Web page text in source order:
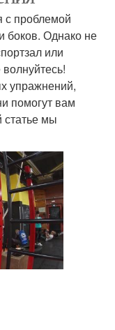
с проблемой
боков. Однако не
или
упражнений,
помогут вам
статье мы